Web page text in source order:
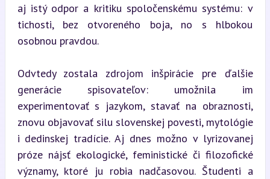
aj istý odpor a kritiku spoločenskému systému: v
tichosti, bez otvoreného boja, no s hlbokou
osobnou pravdou.
Odvtedy zostala zdrojom inšpirácie pre ďalšie
generácie spisovateľov: umožnila im
experimentovať s jazykom, stavať na obraznosti,
znovu objavovať silu slovenskej povesti, mytológie
i dedinskej tradície. Aj dnes možno v lyrizovanej
próze nájsť ekologické, feministické či filozofické
významy, ktoré ju robia nadčasovou. Študenti a